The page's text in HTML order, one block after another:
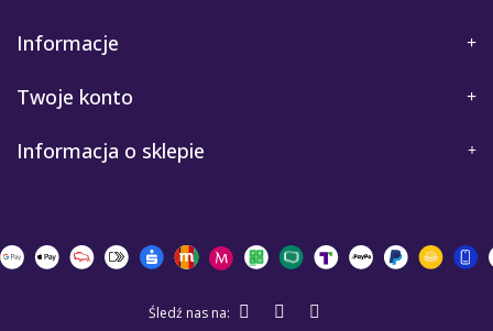
Informacje
Twoje konto
Informacja o sklepie
Śledź nas na: